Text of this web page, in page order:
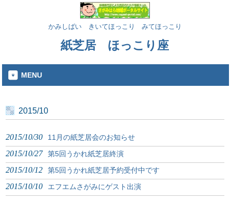
かみしばい きいてほっこり みてほっこり
紙芝居 ほっこり座
MENU
2015/10
2015/10/30 11月の紙芝居会のお知らせ
2015/10/27 第5回うかれ紙芝居終演
2015/10/12 第5回うかれ紙芝居予約受付中です
2015/10/10 エフエムさがみにゲスト出演